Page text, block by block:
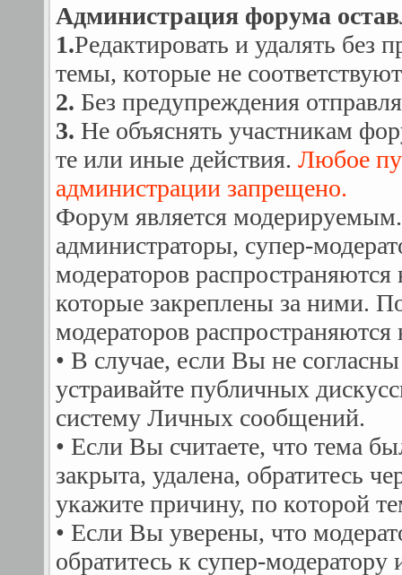
Администрация форума
1.Редактировать и удалять
темы, которые не
2. Без предупреждения
3. Не объяснять участникам
те или иные действия. Любое
администрации запрещено.
Форум является
администраторы, супер-
модераторов
которые закреплены за ними.
модераторов
• В случае, если Вы не
устраивайте публичных
систему Личных сообщений.
• Если Вы считаете, что тема
закрыта, удалена, обратитесь
укажите причину, по которой
• Если Вы уверены, что
обратитесь к супер-модератору